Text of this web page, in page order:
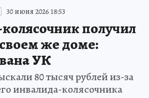
30 июня 2026 18:53
получил
же доме:
УК
80 тысяч рублей из-за
инвалида-колясочника